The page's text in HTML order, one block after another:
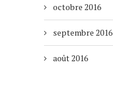
octobre 2016
septembre 2016
août 2016